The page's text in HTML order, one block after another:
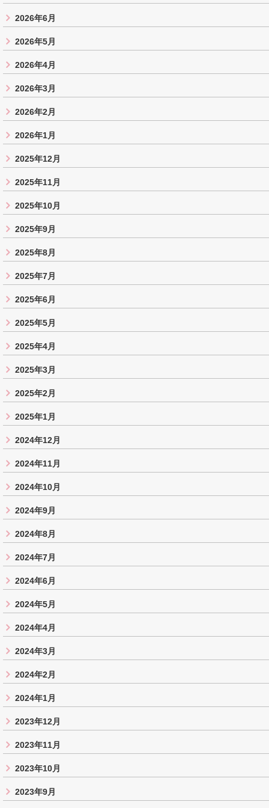
2026年6月
2026年5月
2026年4月
2026年3月
2026年2月
2026年1月
2025年12月
2025年11月
2025年10月
2025年9月
2025年8月
2025年7月
2025年6月
2025年5月
2025年4月
2025年3月
2025年2月
2025年1月
2024年12月
2024年11月
2024年10月
2024年9月
2024年8月
2024年7月
2024年6月
2024年5月
2024年4月
2024年3月
2024年2月
2024年1月
2023年12月
2023年11月
2023年10月
2023年9月